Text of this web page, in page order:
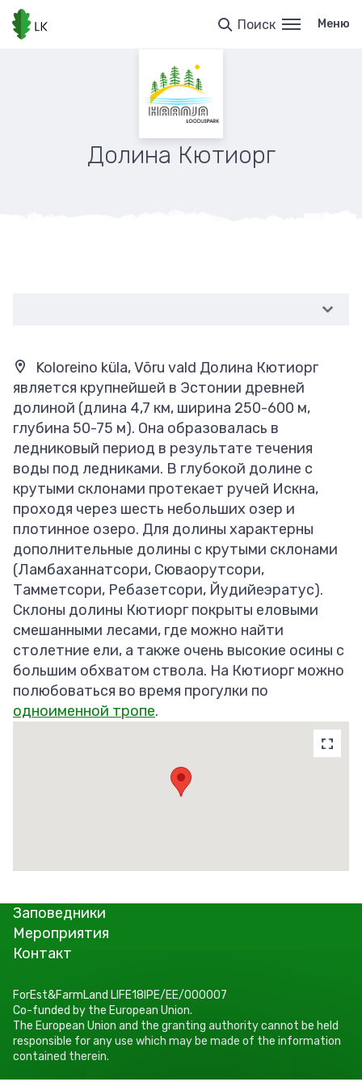
Перейти
основному
Поиск Меню
Долина Кютиорг
Koloreino küla, Võru vald Долина Кютиорг
является крупнейшей в Эстонии древней
долиной (длина 4,7 км, ширина 250-600 м,
глубина 50-75 м). Она образовалась в
ледниковый период в результате течения
воды под ледниками. В глубокой долине с
крутыми склонами протекает ручей Искна,
проходя через шесть небольших озер и
плотинное озеро. Для долины характерны
дополнительные долины с крутыми склонами
(Ламбаханнатсори, Сюваорутсори,
Тамметсори, Ребазетсори, Йудийеэратус).
Склоны долины Кютиорг покрыты еловыми
смешанными лесами, где можно найти
столетние ели, а также очень высокие осины с
большим обхватом ствола. На Кютиорг можно
полюбоваться во время прогулки по
одноименной тропе.
Заповедники
Мероприятия
Контакт
ForEst&FarmLand LIFE18IPE/EE/000007
Co-funded by the European Union.
The European Union and the granting authority cannot be held
responsible for any use which may be made of the information
contained therein.